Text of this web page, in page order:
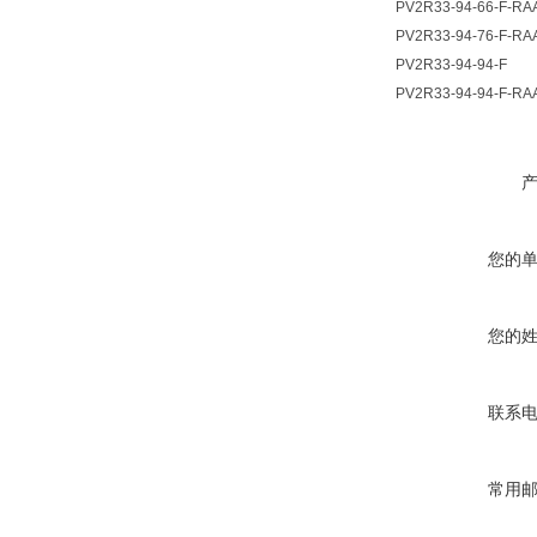
PV2R33-94-66-F-
PV2R33-94-76-F-
PV2R33-94-94-F
PV2R33-94-94-F-
您的
您的
联系
常用